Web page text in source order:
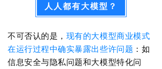
人人都有大模型？
不可否认的是， 现有的大模型商业模式
在运行过程中确实暴露出些许问题 ：如
信息安全与隐私问题和大模型特化问